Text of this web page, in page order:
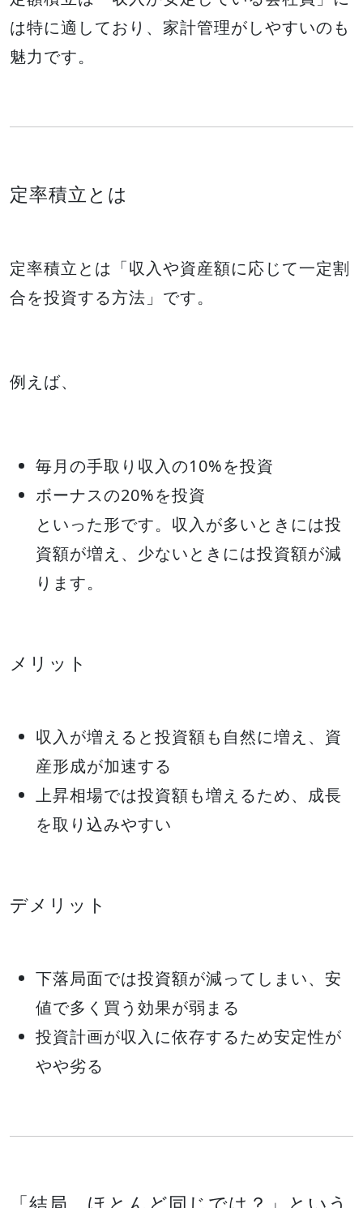
は特に適しており、家計管理がしやすいのも
魅力です。
定率積立とは
定率積立とは「収入や資産額に応じて一定割
合を投資する方法」です。
例えば、
毎月の手取り収入の10%を投資
ボーナスの20%を投資
といった形です。収入が多いときには投
資額が増え、少ないときには投資額が減
ります。
メリット
収入が増えると投資額も自然に増え、資
産形成が加速する
上昇相場では投資額も増えるため、成長
を取り込みやすい
デメリット
下落局面では投資額が減ってしまい、安
値で多く買う効果が弱まる
投資計画が収入に依存するため安定性が
やや劣る